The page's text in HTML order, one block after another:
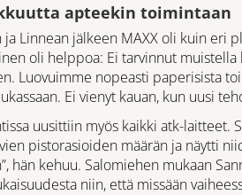
apteekin toimintaan
ja Linnean jälkeen MAXX oli kuin eri
oli helppoa: Ei tarvinnut muistella
Luovuimme nopeasti paperisista
Ei vienyt kauan, kun uusi
uusittiin myös kaikki atk-laitteet.
pistorasioiden määrän ja näytti
hän kehuu. Salomiehen mukaan
niin, että missään